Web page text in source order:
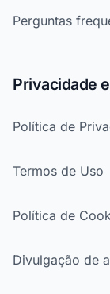
Perguntas
Privacidade
Política de
Termos de Uso
Política de
Divulgação de